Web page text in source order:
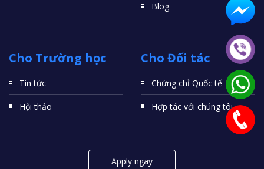
Blog
Cho Trường học
Tin tức
Hội thảo
Cho Đối tác
Chứng chỉ Quốc tế
Hợp tác với chúng tôi
Apply ngay